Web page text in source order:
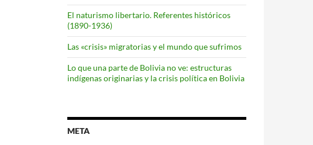
El naturismo libertario. Referentes históricos
(1890-1936)
Las «crisis» migratorias y el mundo que sufrimos
Lo que una parte de Bolivia no ve: estructuras
indígenas originarias y la crisis política en Bolivia
META